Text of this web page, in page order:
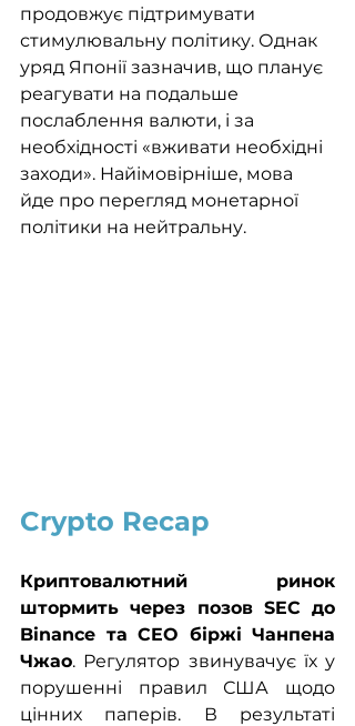
продовжує підтримувати
стимулювальну політику. Однак
уряд Японії зазначив, що планує
реагувати на подальше
послаблення валюти, і за
необхідності «вживати необхідні
заходи». Найімовірніше, мова
йде про перегляд монетарної
політики на нейтральну.
Crypto Recap
Криптовалютний  ринок
штормить через позов SEC до
Binance та CEO біржі Чанпена
Чжао. Регулятор звинувачує їх у
порушенні правил США щодо
цінних паперів. В результаті